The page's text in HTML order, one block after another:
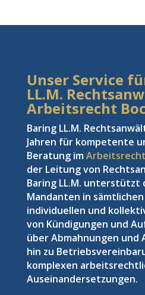
Unser Service
LL.M.
Arbeitsrecht
Baring LL.M.
Jahren für kompetente
Beratung imArbeitsrecht
der Leitung von
Baring LL.M. unterstützt
Mandanten in
individuellen und
von Kündigungen und
über Abmahnungen
hin zu
komplexen
Auseinandersetzungen.